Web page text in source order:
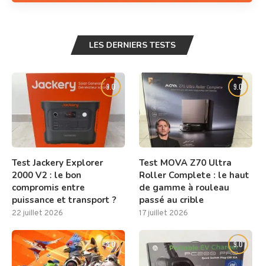
LES DERNIERS TESTS
9.0
Test Jackery Explorer
2000 V2 : le bon
compromis entre
puissance et transport ?
22 juillet 2026
9.0
Test MOVA Z70 Ultra
Roller Complete : le haut
de gamme à rouleau
passé au crible
17 juillet 2026
8.0 9.0